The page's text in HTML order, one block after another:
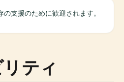
の支援のために歓迎されます。
ティ